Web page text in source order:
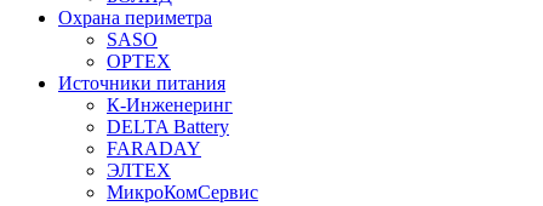
Охрана периметра
SASO
OPTEX
Источники питания
К-Инженеринг
DELTA Battery
FARADAY
ЭЛТЕХ
МикроКомСервис